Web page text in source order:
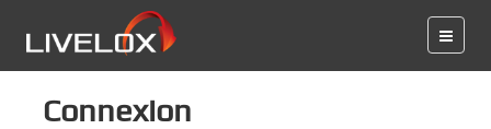
Connexion